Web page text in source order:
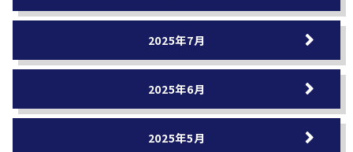
2025年7月
2025年6月
2025年5月